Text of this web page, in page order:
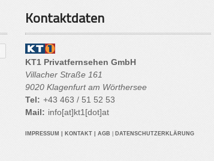
Kontaktdaten
KT1 Privatfernsehen GmbH
Villacher Straße 161
9020 Klagenfurt am Wörthersee
Tel: +43 463 / 51 52 53
Mail: info[at]kt1[dot]at
IMPRESSUM KONTAKT AGB DATENSCHUTZERKLÄRUNG